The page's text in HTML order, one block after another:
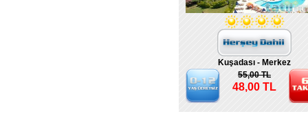
Kuşadası - Merkez
55,00 TL
48,00 TL